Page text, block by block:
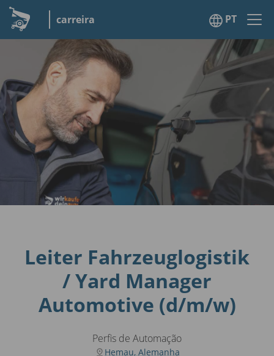
carreira PT
Leiter Fahrzeuglogistik
/ Yard Manager
Automotive (d/m/w)
Perfis de Automação
Hemau, Alemanha